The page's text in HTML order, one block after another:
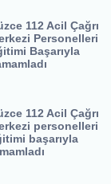
112 Acil Çağrı
Personelleri
Başarıyla
112 Acil Çağrı
personelleri
başarıyla